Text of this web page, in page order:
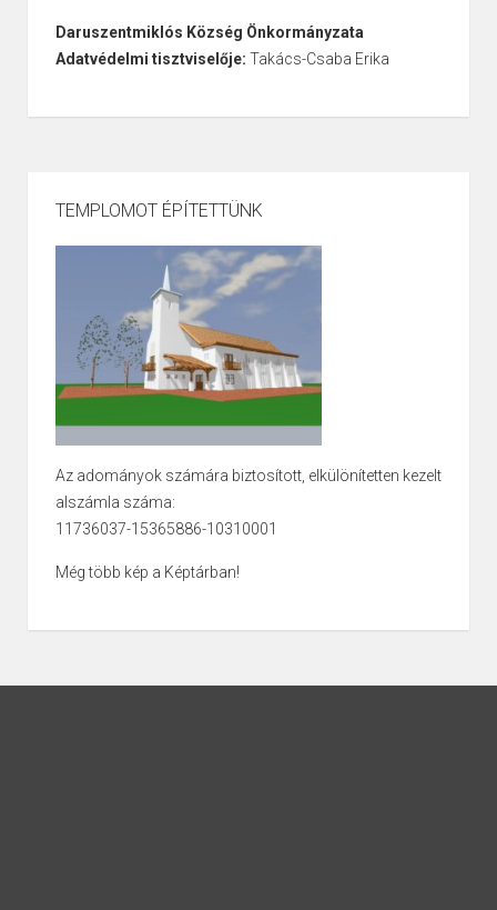
Daruszentmiklós Község Önkormányzata
Adatvédelmi tisztviselője: Takács-Csaba Erika
TEMPLOMOT ÉPÍTETTÜNK
Az adományok számára biztosított, elkülönítetten kezelt
alszámla száma:
11736037-15365886-10310001
Még több kép a Képtárban!